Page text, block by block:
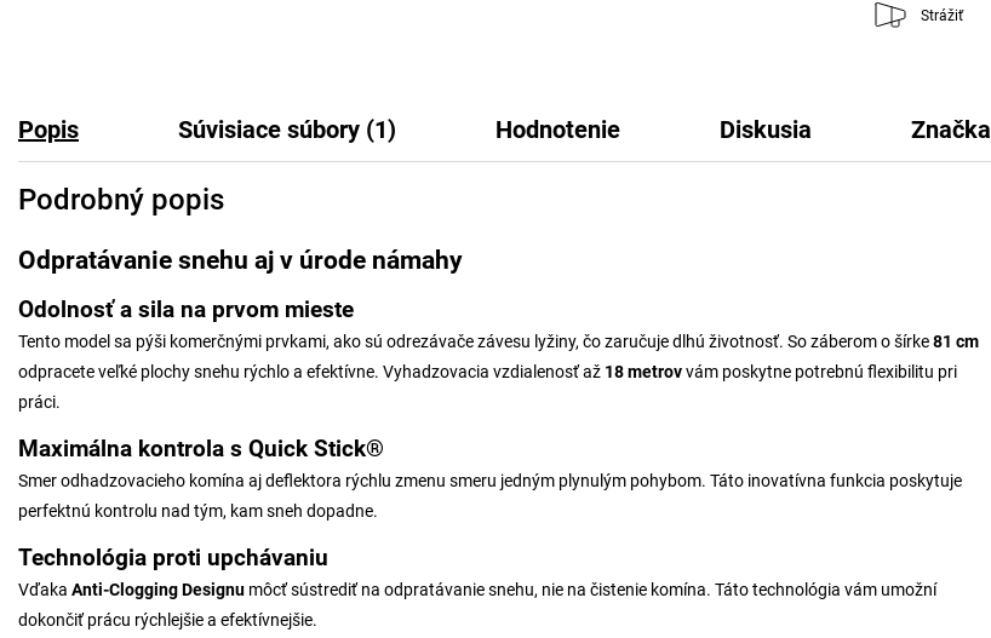
Strážiť
Popis Súvisiace súbory (1) Hodnotenie Diskusia Značka
Podrobný popis
Odpratávanie snehu aj v úrode námahy
Odolnosť a sila na prvom mieste
Tento model sa pýši komerčnými prvkami, ako sú odrezávače závesu lyžiny, čo zaručuje dlhú životnosť. So záberom o šírke81 cm
odpracete veľké plochy snehu rýchlo a efektívne. Vyhadzovacia vzdialenosť až 18 metrovvám poskytne potrebnú flexibilitu pri
práci.
Maximálna kontrola s Quick Stick®
Smer odhadzovacieho komína aj deflektora rýchlu zmenu smeru jedným plynulým pohybom. Táto inovatívna funkcia poskytuje
perfektnú kontrolu nad tým, kam sneh dopadne.
Technológia proti upchávaniu
Vďaka Anti-Clogging Designu môcť sústrediť na odpratávanie snehu, nie na čistenie komína. Táto technológia vám umožní
dokončiť prácu rýchlejšie a efektívnejšie.